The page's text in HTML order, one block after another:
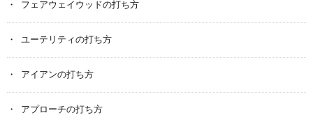
フェアウェイウッドの打ち方
ユーテリティの打ち方
アイアンの打ち方
アプローチの打ち方